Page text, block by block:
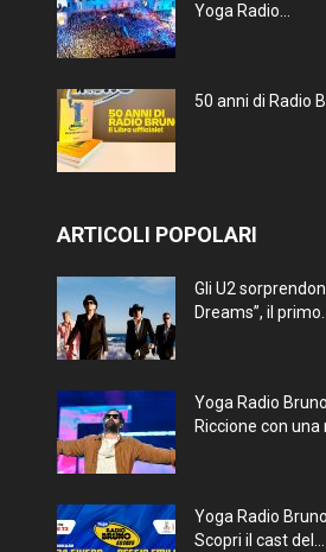
Yoga Radio...
50 anni di Radio
ARTICOLI POPOLARI
Gli U2
Dreams”, il
Yoga Radio
Riccione con
Yoga Radio
Scopri il cast del...